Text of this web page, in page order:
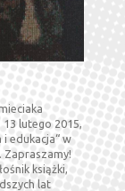
lutego 2015,
edukacja“ w
Zapraszamy!
książki,
lat